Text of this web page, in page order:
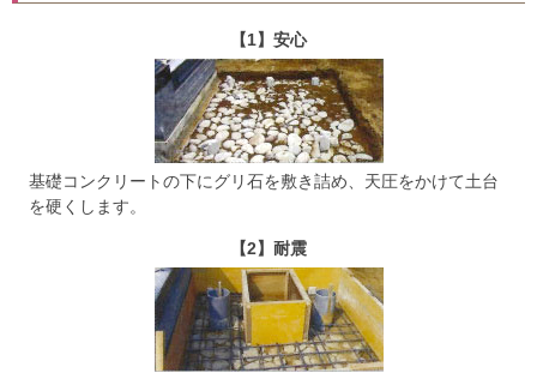
【1】安心
基礎コンクリートの下にグリ石を敷き詰め、天圧をかけて土台
を硬くします。
【2】耐震